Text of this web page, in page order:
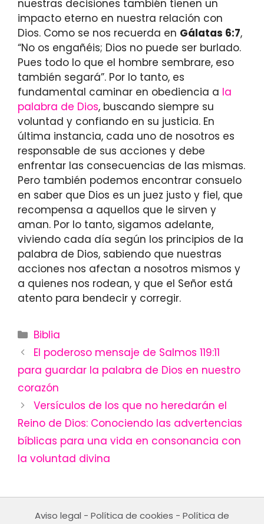
nuestras decisiones también tienen un
impacto eterno en nuestra relación con
Dios. Como se nos recuerda en Gálatas 6:7,
“No os engañéis; Dios no puede ser burlado.
Pues todo lo que el hombre sembrare, eso
también segará”. Por lo tanto, es
fundamental caminar en obediencia a la
palabra de Dios, buscando siempre su
voluntad y confiando en su justicia. En
última instancia, cada uno de nosotros es
responsable de sus acciones y debe
enfrentar las consecuencias de las mismas.
Pero también podemos encontrar consuelo
en saber que Dios es un juez justo y fiel, que
recompensa a aquellos que le sirven y
aman. Por lo tanto, sigamos adelante,
viviendo cada día según los principios de la
palabra de Dios, sabiendo que nuestras
acciones nos afectan a nosotros mismos y
a quienes nos rodean, y que el Señor está
atento para bendecir y corregir.
Categories
Biblia
El poderoso mensaje de Salmos 119:11
para guardar la palabra de Dios en nuestro
corazón
Versículos de los que no heredarán el
Reino de Dios: Conociendo las advertencias
bíblicas para una vida en consonancia con
la voluntad divina
Aviso legal - Política de cookies - Política de